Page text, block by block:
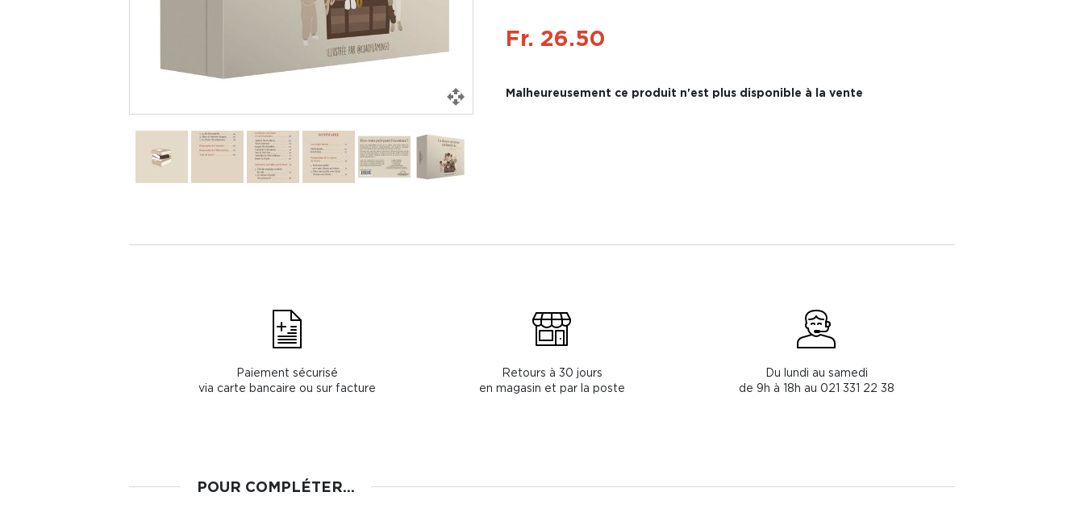
Fr. 26.50
Malheureusement ce produit n'est plus disponible à la vente
Paiement sécurisé
via carte bancaire ou sur facture
Retours à 30 jours
en magasin et par la poste
Du lundi au samedi
de 9h à 18h au 021 331 22 38
POUR COMPLÉTER...